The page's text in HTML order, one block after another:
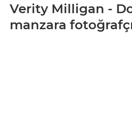
Verity Milligan -
manzara